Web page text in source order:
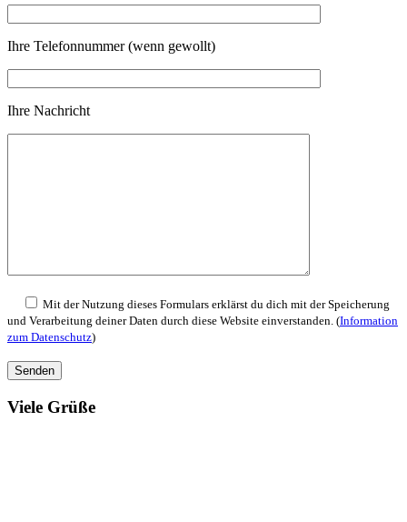
Ihre Telefonnummer (wenn gewollt)
Ihre Nachricht
Mit der Nutzung dieses Formulars erklärst du dich mit der Speicherung
und Verarbeitung deiner Daten durch diese Website einverstanden. (Information
zum Datenschutz)
Viele Grüße